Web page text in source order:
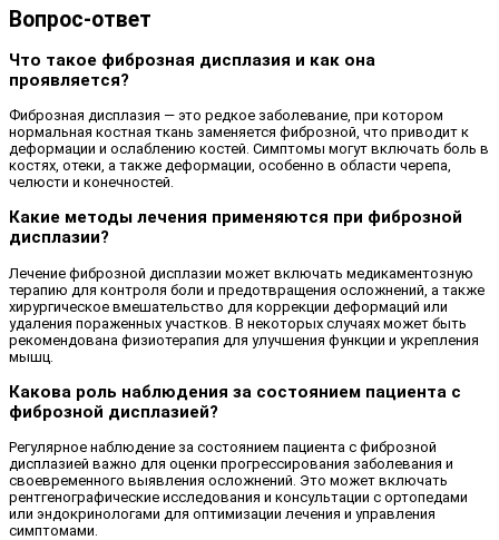
Вопрос-ответ
Что такое фиброзная дисплазия и как она
проявляется?
Фиброзная дисплазия — это редкое заболевание, при котором
нормальная костная ткань заменяется фиброзной, что приводит к
деформации и ослаблению костей. Симптомы могут включать боль в
костях, отеки, а также деформации, особенно в области черепа,
челюсти и конечностей.
Какие методы лечения применяются при фиброзной
дисплазии?
Лечение фиброзной дисплазии может включать медикаментозную
терапию для контроля боли и предотвращения осложнений, а также
хирургическое вмешательство для коррекции деформаций или
удаления пораженных участков. В некоторых случаях может быть
рекомендована физиотерапия для улучшения функции и укрепления
мышц.
Какова роль наблюдения за состоянием пациента с
фиброзной дисплазией?
Регулярное наблюдение за состоянием пациента с фиброзной
дисплазией важно для оценки прогрессирования заболевания и
своевременного выявления осложнений. Это может включать
рентгенографические исследования и консультации с ортопедами
или эндокринологами для оптимизации лечения и управления
симптомами.